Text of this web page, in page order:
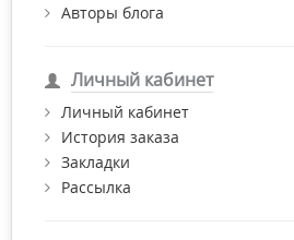
Авторы блога
Личный кабинет
Личный кабинет
История заказа
Закладки
Рассылка